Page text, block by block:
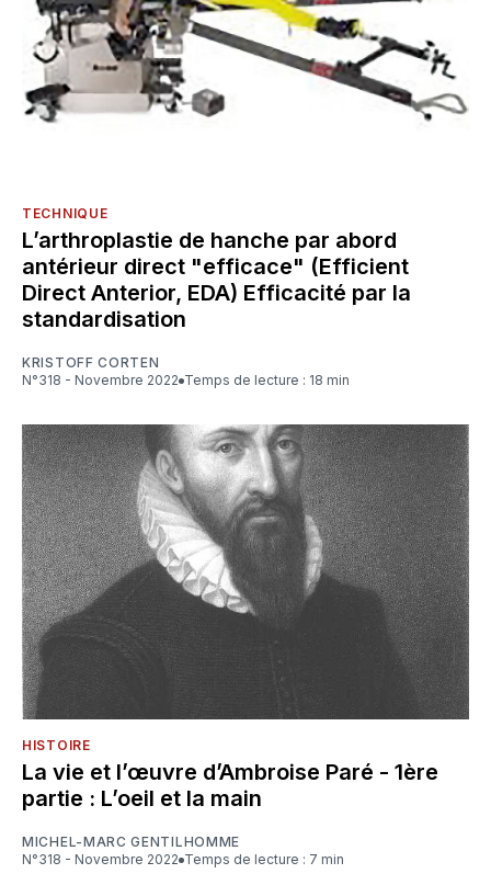
TECHNIQUE
L’arthroplastie de hanche par abord
antérieur direct "efficace" (Efficient
Direct Anterior, EDA) Efficacité par la
standardisation
KRISTOFF CORTEN
N°318 - Novembre 2022
Temps de lecture : 18 min
HISTOIRE
La vie et l’œuvre d’Ambroise Paré - 1ère
partie : L’oeil et la main
MICHEL-MARC GENTILHOMME
N°318 - Novembre 2022
Temps de lecture : 7 min